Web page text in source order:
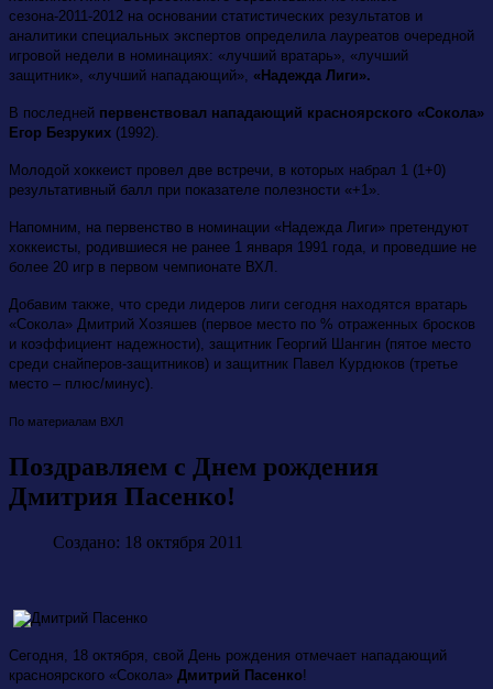
сезона-2011-2012 на основании статистических результатов и
аналитики специальных экспертов определила лауреатов очередной
игровой недели в номинациях: «лучший вратарь», «лучший
защитник», «лучший нападающий», «Надежда Лиги».
В последней первенствовал нападающий красноярского «Сокола»
Егор Безруких (1992).
Молодой хоккеист провел две встречи, в которых набрал 1 (1+0)
результативный балл при показателе полезности «+1».
Напомним, на первенство в номинации «Надежда Лиги» претендуют
хоккеисты, родившиеся не ранее 1 января 1991 года, и проведшие не
более 20 игр в первом чемпионате ВХЛ.
Добавим также, что среди лидеров лиги сегодня находятся вратарь
«Сокола» Дмитрий Хозяшев (первое место по % отраженных бросков
и коэффициент надежности), защитник Георгий Шангин (пятое место
среди снайперов-защитников) и защитник Павел Курдюков (третье
место – плюс/минуc).
По материалам ВХЛ
Поздравляем с Днем рождения
Дмитрия Пасенко!
Создано: 18 октября 2011
Сегодня, 18 октября, свой День рождения отмечает нападающий
красноярского «Сокола» Дмитрий Пасенко!